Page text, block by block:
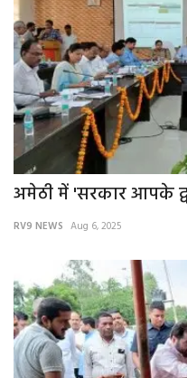
अमेठी में 'सरकार आपके
RV9 NEWS Aug 6, 2025